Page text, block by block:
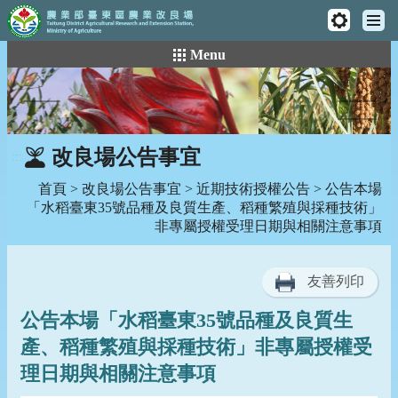
到
主
要
內
區
工
具
主
單
Menu
::: 改良場公告事宜
首頁 > 改良場公告事宜 > 近期技術授權公告 > 公告本場
「水稻臺東35號品種及良質生產、稻種繁殖與採種技術」
非專屬授權受理日期與相關注意事項
友善列印
公告本場「水稻臺東35號品種及良質生
產、稻種繁殖與採種技術」非專屬授權受
理日期與相關注意事項